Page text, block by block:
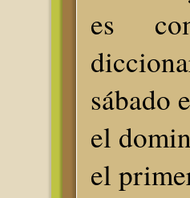
es
sábado
el
el